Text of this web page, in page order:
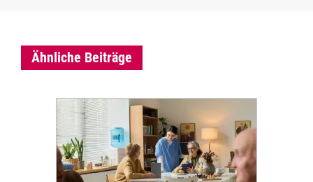
Ähnliche Beiträge